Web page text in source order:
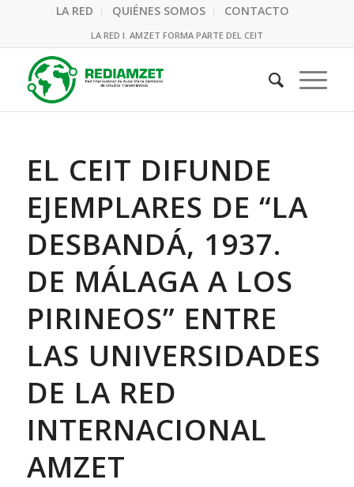
LA RED QUIÉNES SOMOS CONTACTO
LA RED I. AMZET FORMA PARTE DEL CEIT
EL CEIT DIFUNDE
EJEMPLARES DE “LA
DESBANDÁ, 1937.
DE MÁLAGA A LOS
PIRINEOS” ENTRE
LAS UNIVERSIDADES
DE LA RED
INTERNACIONAL
AMZET